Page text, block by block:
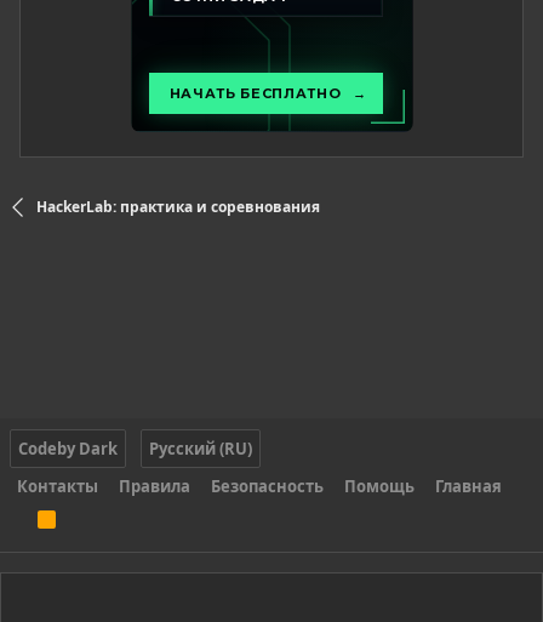
HackerLab: практика и соревнования
Codeby Dark
Русский (RU)
Контакты
Правила Безопасность Помощь Главная
S